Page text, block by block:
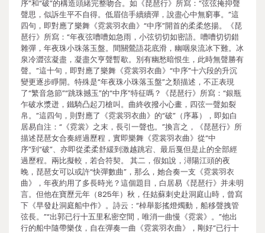
序”和“破”的構造頭緒完整吻合。如《琵琶行》所寫：“弦弦掩抑聲
聲思，似訴生平不自得。低眉信手續續彈，說盡心中無窮事。”這
四句，即對應了樂舞《霓裳羽衣曲》“中序”開首的柔柔悠揚。《琵
琶行》所寫：“年夜弦嘈嘈如急雨，小弦切切如密語。嘈嘈切切錯
雜彈，年夜珠小珠落玉盤。間關鶯語花底滑，幽咽泉流冰下難。冰
泉冷澀弦凝盡，凝盡欠亨聲暫歇。別有幽愁暗恨生，此時無聲勝有
聲。”這十句，即對應了樂舞《霓裳羽衣曲》“中序”十六段的升沉
變更逐步睜開。特殊是“年夜珠小珠落玉盤”之類描述，不正表現
了“繁音急節”“跳珠撼玉”的“中序”特征嗎？《琵琶行》所寫：“銀瓶
乍破水漿迸，鐵騎凸起刀槍叫。曲終收撥小心畫，四弦一聲如裂
帛。”這四句，則對應了《霓裳羽衣曲》的“破”（序幕），即如白
居易自注：“《霓裳》之末，長引一聲也。”換言之，《琵琶行》所
描述琵琶女合奏經過歷程，實即樂舞《霓裳羽衣曲》從“中
序”到“破”、亦即從柔柔舒緩到激越跳宕、最后戛但是止的全部經
過歷程。兩比擬較，若合符契。 其二，假如說，潯陽江頭的夜
晚，琵琶女可以或許“快彈數曲”，那么，她合奏一支《霓裳羽衣
曲》，年夜約用了多長時光？這個題目，白居易《琵琶行》并未明
言。但他在寶歷元年（825年）秋，任姑蘇刺史赴洞庭山時，曾寫
下《早發赴洞庭船中作》。詩云：“棹舉影搖燈燭動，船移聲拽管
弦長。”“出郭已行十五里私密空間，唯消一曲慢《霓裳》。”他出
行的船中隨帶樂伎，自在彈奏一曲《霓裳羽衣曲》，剛好“已行十